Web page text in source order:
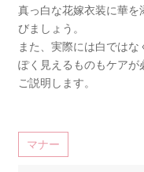
真っ白な花嫁衣装に華を
びましょう。
また、実際には白では
ぽく見えるものもケア
ご説明します。
マナー